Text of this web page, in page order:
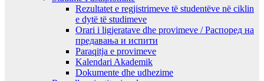
Rezultatet e regjistrimeve të studentëve në ciklin
e dytë të studimeve
Orari i ligjeratave dhe provimeve / Распоред на
предавањa и испити
Paraqitja e provimeve
Kalendari Akademik
Dokumente dhe udhezime